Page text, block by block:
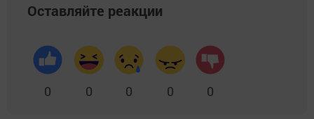
Оставляйте реакции
0 0 0 0 0